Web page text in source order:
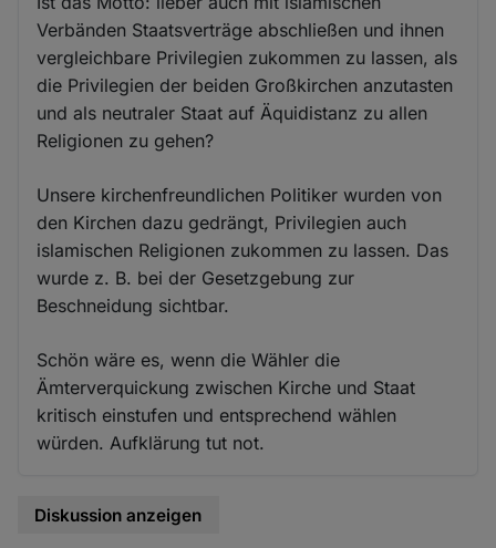
Verbänden Staatsverträge abschließen und ihnen
vergleichbare Privilegien zukommen zu lassen, als
die Privilegien der beiden Großkirchen anzutasten
und als neutraler Staat auf Äquidistanz zu allen
Religionen zu gehen?
Unsere kirchenfreundlichen Politiker wurden von
den Kirchen dazu gedrängt, Privilegien auch
islamischen Religionen zukommen zu lassen. Das
wurde z. B. bei der Gesetzgebung zur
Beschneidung sichtbar.
Schön wäre es, wenn die Wähler die
Ämterverquickung zwischen Kirche und Staat
kritisch einstufen und entsprechend wählen
würden. Aufklärung tut not.
Diskussion anzeigen